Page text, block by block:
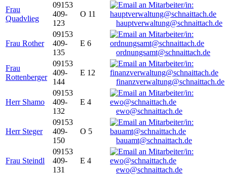
Frau
Quadvlieg
09153
409-
123
O 11
hauptverwaltung@schnaittach.de
Frau Rother
09153
409-
135
E 6
ordnungsamt@schnaittach.de
Frau
Rottenberger
09153
409-
144
E 12
finanzverwaltung@schnaittach.de
Herr Shamo
09153
409-
132
E 4
ewo@schnaittach.de
Herr Steger
09153
409-
150
O 5
bauamt@schnaittach.de
Frau Steindl
09153
409-
131
E 4
ewo@schnaittach.de